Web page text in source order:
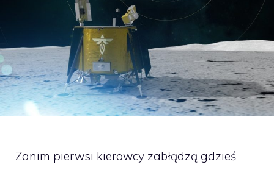
Zanim pierwsi kierowcy zabłądzą gdzieś